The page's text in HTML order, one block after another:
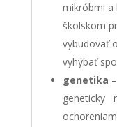
mikróbmi a
školskom
vybudovať
vyhýbať
genetika
geneticky